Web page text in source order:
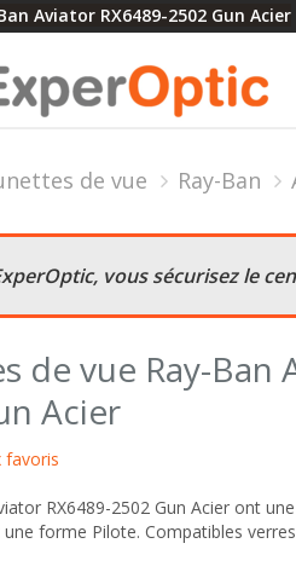
Aviator RX6489-2502 Gun Acier
de vue Ray-Ban
vous sécurisez le
de vue Ray-Ban
Acier
favoris
RX6489-2502 Gun Acier ont
forme Pilote. Compatibles